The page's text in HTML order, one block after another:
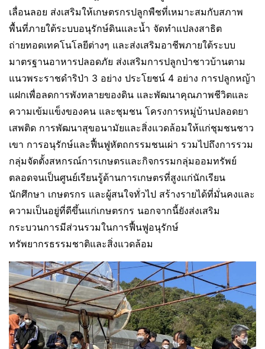
เลื่อนลอย ส่งเสริมให้เกษตรกรปลูกพืชที่เหมาะสมกับสภาพ
พื้นที่ภายใต้ระบบอนุรักษ์ดินและน้ำ จัดทำแปลงสาธิต
ถ่ายทอดเทคโนโลยีต่างๆ และส่งเสริมอาชีพภายใต้ระบบ
มาตรฐานอาหารปลอดภัย ส่งเสริมการปลูกป่าชาวบ้านตาม
แนวพระราชดำริป่า 3 อย่าง ประโยชน์ 4 อย่าง การปลูกหญ้า
แฝกเพื่อลดการพังทลายของดิน และพัฒนาคุณภาพชีวิตและ
ความเข้มแข็งของคน และชุมชน โครงการหมู่บ้านปลอดยา
เสพติด การพัฒนาสุขอนามัยและสิ่งแวดล้อมให้แก่ชุมชนชาว
เขา การอนุรักษ์และฟื้นฟูหัตถกรรมชนเผ่า รวมไปถึงการรวม
กลุ่มจัดตั้งสหกรณ์การเกษตรและกิจกรรมกลุ่มออมทรัพย์
ตลอดจนเป็นศูนย์เรียนรู้ด้านการเกษตรที่สูงแก่นักเรียน
นักศึกษา เกษตรกร และผู้สนใจทั่วไป สร้างรายได้ที่มั่นคงและ
ความเป็นอยู่ที่ดีขึ้นแก่เกษตรกร นอกจากนี้ยังส่งเสริม
กระบวนการมีส่วนรวมในการฟื้นฟูอนุรักษ์
ทรัพยากรธรรมชาติและสิ่งแวดล้อม